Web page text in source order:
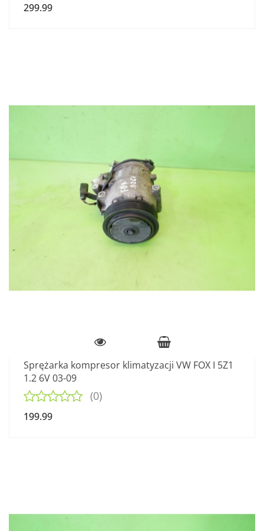
299.99
Sprężarka kompresor klimatyzacji VW FOX I 5Z1
1.2 6V 03-09
(0)
199.99